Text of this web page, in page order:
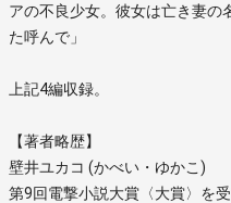
アの不良少女。彼女は亡き妻の
た呼んで」
上記4編収録。
【著者略歴】
壁井ユカコ (かべい・ゆかこ)
第9回電撃小説大賞〈大賞〉を